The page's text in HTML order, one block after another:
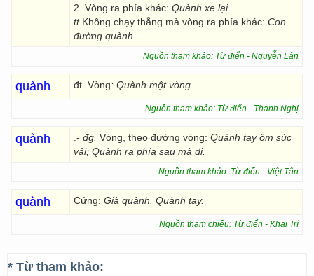
2. Vòng ra phía khác: Quành xe lại.
tt Không chạy thẳng mà vòng ra phía khác: Con
đường quành.
Nguồn tham khảo: Từ điển - Nguyễn Lân
quành đt. Vòng: Quành một vòng.
Nguồn tham khảo: Từ điển - Thanh Nghị
quành .- đg. Vòng, theo đường vòng: Quành tay ôm súc
vải; Quành ra phía sau mà đi.
Nguồn tham khảo: Từ điển - Việt Tân
quành Cứng: Già quành. Quành tay.
Nguồn tham chiếu: Từ điển - Khai Trí
* Từ tham khảo: